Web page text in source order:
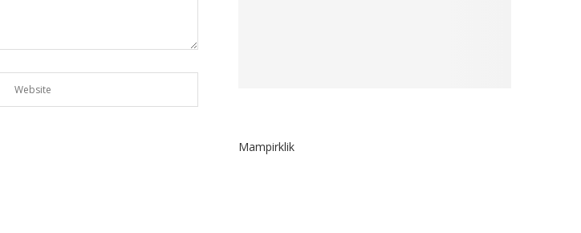
Mampirklik